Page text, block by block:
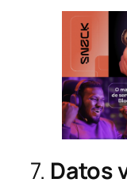
7. Datos